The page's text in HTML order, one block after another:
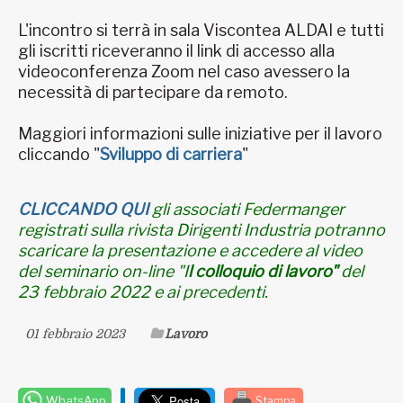
L'incontro si terrà in sala Viscontea ALDAI e tutti
gli iscritti riceveranno il link di accesso alla
videoconferenza Zoom nel caso avessero la
necessità di partecipare da remoto.
Maggiori informazioni sulle iniziative per il lavoro
cliccando "Sviluppo di carriera"
CLICCANDO QUIgli associati Federmanger
registrati sulla rivista Dirigenti Industria potranno
scaricare la presentazione e accedere al video
del seminario on-line "Il colloquio di lavoro"del
23 febbraio 2022 e ai precedenti.
01 febbraio 2023 Lavoro